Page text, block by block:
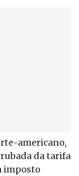
americano,
da tarifa
imposto